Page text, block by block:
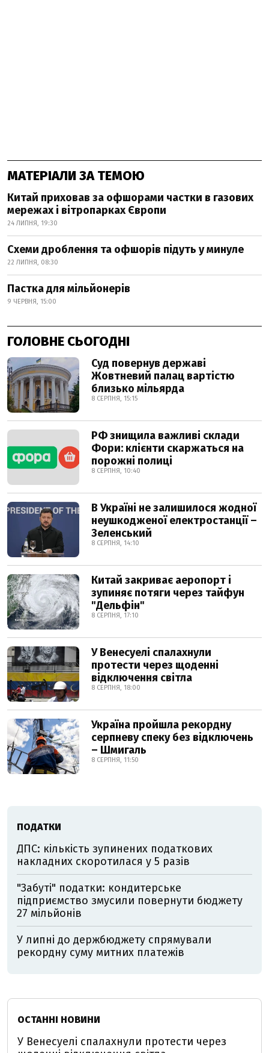
МАТЕРІАЛИ ЗА ТЕМОЮ
Китай приховав за офшорами частки в газових
мережах і вітропарках Європи
24 ЛИПНЯ, 19:30
Схеми дроблення та офшорів підуть у минуле
22 ЛИПНЯ, 08:30
Пастка для мільйонерів
9 ЧЕРВНЯ, 15:00
ГОЛОВНЕ СЬОГОДНІ
Суд повернув державі
Жовтневий палац вартістю
близько мільярда
8 СЕРПНЯ, 15:15
РФ знищила важливі склади
Фори: клієнти скаржаться на
порожні полиці
8 СЕРПНЯ, 10:40
В Україні не залишилося жодної
неушкодженої електростанції –
Зеленський
8 СЕРПНЯ, 14:10
Китай закриває аеропорт і
зупиняє потяги через тайфун
"Дельфін"
8 СЕРПНЯ, 17:10
У Венесуелі спалахнули
протести через щоденні
відключення світла
8 СЕРПНЯ, 18:00
Україна пройшла рекордну
серпневу спеку без відключень
– Шмигаль
8 СЕРПНЯ, 11:50
ПОДАТКИ
ДПС: кількість зупинених податкових
накладних скоротилася у 5 разів
"Забуті" податки: кондитерське
підприємство змусили повернути бюджету
27 мільйонів
У липні до держбюджету спрямували
рекордну суму митних платежів
ОСТАННІ НОВИНИ
У Венесуелі спалахнули протести через